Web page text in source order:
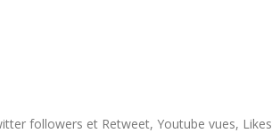
followers et Retweet, Youtube vues, Likes